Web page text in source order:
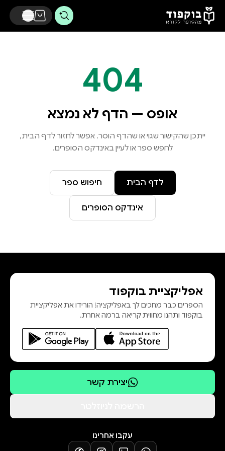
דלג לתוכן הראשי
404
אופס — הדף לא נמצא
ייתכן שהקישור שגוי או שהדף הוסר. אפשר לחזור לדף הבית,
לחפש ספר או לעיין באינדקס הסופרים.
לדף הבית חיפוש ספר
אינדקס הסופרים
אפליקציית בוקפוד
הספרים כבר מחכים לך באפליקציה! הורידו את אפליקציית
בוקפוד ותהנו מחווית קריאה ברמה אחרת.
יצירת קשר
עקבו אחרינו